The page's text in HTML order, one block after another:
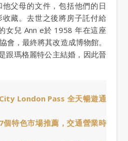
父母的文件，包括他們的日
藏。去世之後將房子託付給
女兒 Ann e於 1958 年在這座
會，最終將其改造成博物館。
跟瑪格麗特公主結婚，因此晉
City London Pass 全天暢遊通
個特色市場推薦，交通營業時